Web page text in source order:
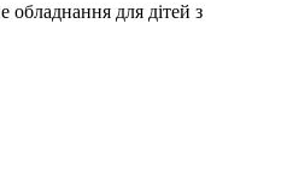
обладнання для дітей з